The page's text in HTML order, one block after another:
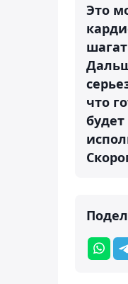
Это
что